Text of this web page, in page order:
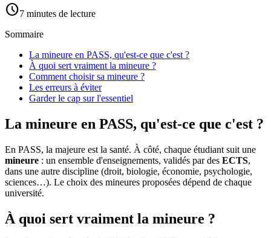
schedule7 minutes de lecture
Sommaire
La mineure en PASS, qu'est-ce que c'est ?
À quoi sert vraiment la mineure ?
Comment choisir sa mineure ?
Les erreurs à éviter
Garder le cap sur l'essentiel
La mineure en PASS, qu'est-ce que c'est ?
En PASS, la majeure est la santé. À côté, chaque étudiant suit une
mineure : un ensemble d'enseignements, validés par des ECTS,
dans une autre discipline (droit, biologie, économie, psychologie,
sciences…). Le choix des mineures proposées dépend de chaque
université.
À quoi sert vraiment la mineure ?